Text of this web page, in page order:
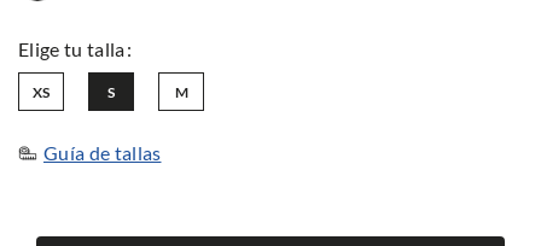
M
S
XS
Guía de tallas